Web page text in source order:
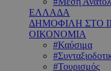
ΕΛΛΑΔΑ
ΔΗΜΟΦΙΛΗ ΣΤΟ
ΟΙΚΟΝΟΜΙΑ
#Καύσιμα
#Τουρισμός